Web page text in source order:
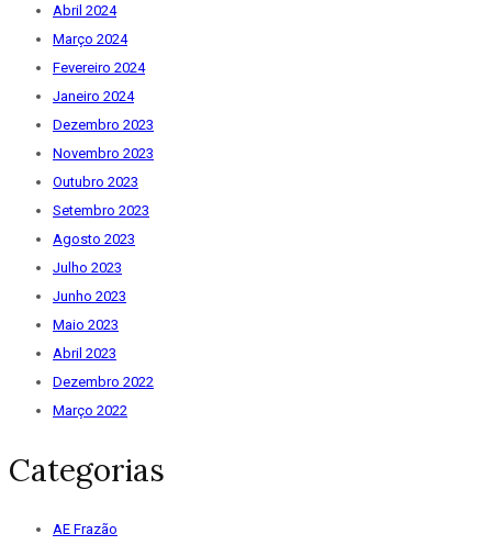
Abril 2024
Março 2024
Fevereiro 2024
Janeiro 2024
Dezembro 2023
Novembro 2023
Outubro 2023
Setembro 2023
Agosto 2023
Julho 2023
Junho 2023
Maio 2023
Abril 2023
Dezembro 2022
Março 2022
Categorias
AE Frazão